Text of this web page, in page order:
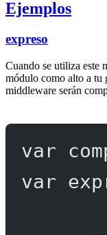
Ejemplos
expreso
Cuando se utiliza este
módulo como alto a tu
middleware serán
var
var